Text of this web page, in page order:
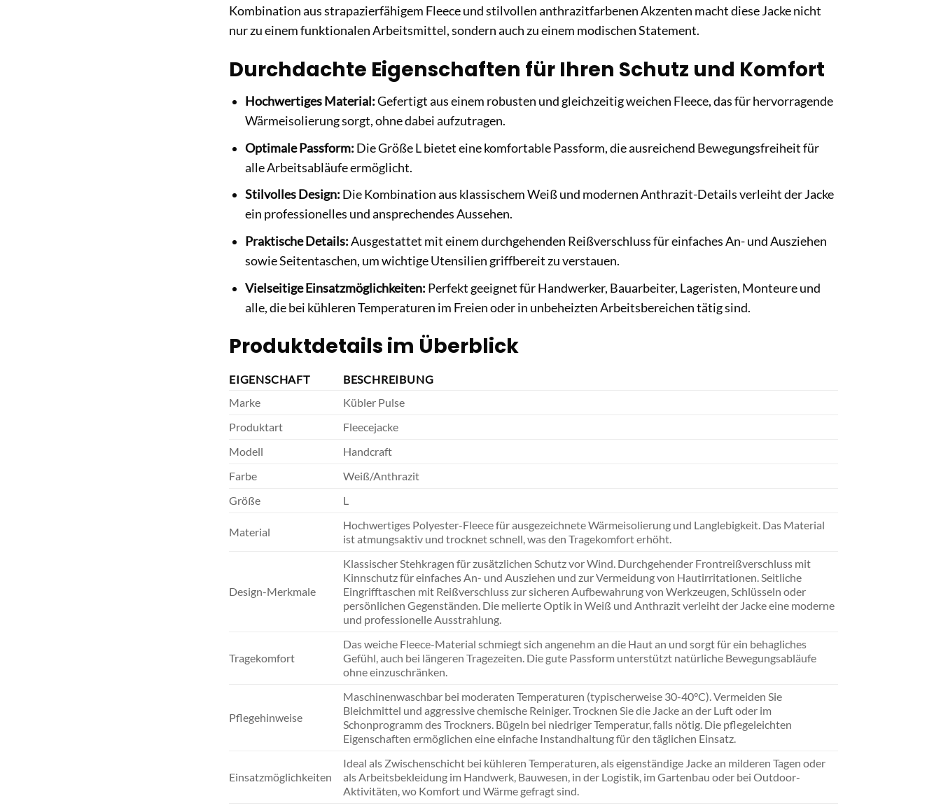
Kombination aus strapazierfähigem Fleece und stilvollen anthrazitfarbenen Akzenten macht diese Jacke nicht
nur zu einem funktionalen Arbeitsmittel, sondern auch zu einem modischen Statement.
Durchdachte Eigenschaften für Ihren Schutz und Komfort
Hochwertiges Material:Gefertigt aus einem robusten und gleichzeitig weichen Fleece, das für hervorragende
Wärmeisolierung sorgt, ohne dabei aufzutragen.
Optimale Passform: Die Größe L bietet eine komfortable Passform, die ausreichend Bewegungsfreiheit für
alle Arbeitsabläufe ermöglicht.
Stilvolles Design: Die Kombination aus klassischem Weiß und modernen Anthrazit-Details verleiht der Jacke
ein professionelles und ansprechendes Aussehen.
Praktische Details:Ausgestattet mit einem durchgehenden Reißverschluss für einfaches An- und Ausziehen
sowie Seitentaschen, um wichtige Utensilien griffbereit zu verstauen.
Vielseitige Einsatzmöglichkeiten: Perfekt geeignet für Handwerker, Bauarbeiter, Lageristen, Monteure und
alle, die bei kühleren Temperaturen im Freien oder in unbeheizten Arbeitsbereichen tätig sind.
Produktdetails im Überblick
EIGENSCHAFT
BESCHREIBUNG
Marke
Kübler Pulse
Produktart
Fleecejacke
Modell
Handcraft
Farbe
Weiß/Anthrazit
Größe
L
Material
Hochwertiges Polyester-Fleece für ausgezeichnete Wärmeisolierung und Langlebigkeit. Das Material
ist atmungsaktiv und trocknet schnell, was den Tragekomfort erhöht.
Design-Merkmale
Klassischer Stehkragen für zusätzlichen Schutz vor Wind. Durchgehender Frontreißverschluss mit
Kinnschutz für einfaches An- und Ausziehen und zur Vermeidung von Hautirritationen. Seitliche
Eingrifftaschen mit Reißverschluss zur sicheren Aufbewahrung von Werkzeugen, Schlüsseln oder
persönlichen Gegenständen. Die melierte Optik in Weiß und Anthrazit verleiht der Jacke eine moderne
und professionelle Ausstrahlung.
Tragekomfort
Das weiche Fleece-Material schmiegt sich angenehm an die Haut an und sorgt für ein behagliches
Gefühl, auch bei längeren Tragezeiten. Die gute Passform unterstützt natürliche Bewegungsabläufe
ohne einzuschränken.
Pflegehinweise
Maschinenwaschbar bei moderaten Temperaturen (typischerweise 30-40°C). Vermeiden Sie
Bleichmittel und aggressive chemische Reiniger. Trocknen Sie die Jacke an der Luft oder im
Schonprogramm des Trockners. Bügeln bei niedriger Temperatur, falls nötig. Die pflegeleichten
Eigenschaften ermöglichen eine einfache Instandhaltung für den täglichen Einsatz.
Einsatzmöglichkeiten
Ideal als Zwischenschicht bei kühleren Temperaturen, als eigenständige Jacke an milderen Tagen oder
als Arbeitsbekleidung im Handwerk, Bauwesen, in der Logistik, im Gartenbau oder bei Outdoor-
Aktivitäten, wo Komfort und Wärme gefragt sind.